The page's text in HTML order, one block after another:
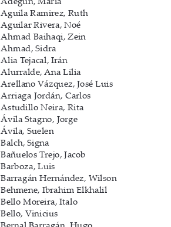
Aguila Ramirez, Ruth
Aguilar Rivera, Noé
Ahmad Baihaqi, Zein
Ahmad, Sidra
Alia Tejacal, Irán
Alurralde, Ana Lilia
Arellano Vázquez, José Luis
Arriaga Jordán, Carlos
Astudillo Neira, Rita
Ávila Stagno, Jorge
Ávila, Suelen
Balch, Signa
Bañuelos Trejo, Jacob
Barboza, Luis
Barragán Hernández, Wilson
Behmene, Ibrahim Elkhalil
Bello Moreira, Italo
Bello, Vinicius